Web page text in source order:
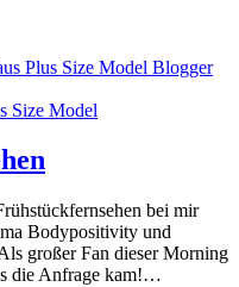
Size Model
bei mir
Bodypositivity und
großer Fan dieser Morning
die Anfrage kam!…